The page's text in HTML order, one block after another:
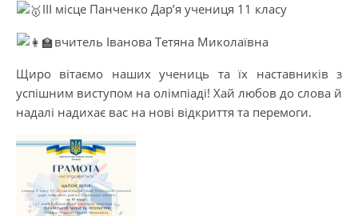
ІІІ місце Панченко Дар’я учениця 11 класу
вчитель Іванова Тетяна Миколаївна
Щиро вітаємо наших учениць та їх наставників з
успішним виступом на олімпіаді! Хай любов до слова й
надалі надихає вас на нові відкриття та перемоги.